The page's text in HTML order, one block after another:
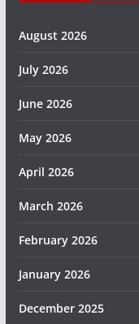
August 2026
July 2026
June 2026
May 2026
April 2026
March 2026
February 2026
January 2026
December 2025